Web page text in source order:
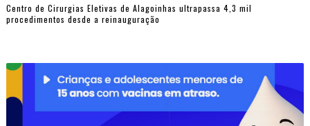
Centro de Cirurgias Eletivas de Alagoinhas ultrapassa 4,3 mil
procedimentos desde a reinauguração